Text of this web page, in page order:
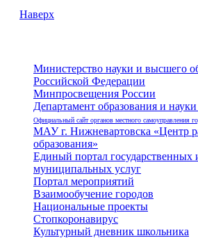
Наверх
Министерство науки и высшего
Российской Федерации
Минпросвещения России
Департамент образования и
Официальный сайт органов местного самоуправления
МАУ г. Нижневартовска «Центр
образования»
Единый портал государственных
муниципальных услуг
Портал мероприятий
Взаимообучение городов
Национальные проекты
Стопкоронавирус
Культурный дневник школьника